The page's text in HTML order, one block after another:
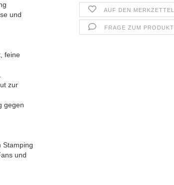
AUF DEN MERKZETTEL
FRAGE ZUM PRODUKT
und
feine
zur
gegen
Stamping
und